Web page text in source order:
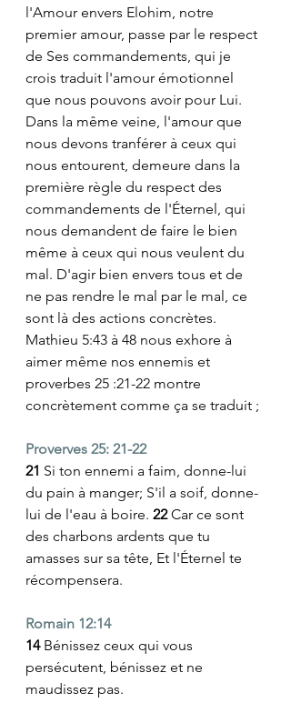
l'Amour envers Elohim, notre
premier amour, passe par le respect
de Ses commandements, qui je
crois traduit l'amour émotionnel
que nous pouvons avoir pour Lui.
Dans la même veine, l'amour que
nous devons tranférer à ceux qui
nous entourent, demeure dans la
première règle du respect des
commandements de l'Éternel, qui
nous demandent de faire le bien
même à ceux qui nous veulent du
mal. D'agir bien envers tous et de
ne pas rendre le mal par le mal, ce
sont là des actions concrètes.
Mathieu 5:43 à 48 nous exhore à
aimer même nos ennemis et
proverbes 25 :21-22 montre
concrètement comme ça se traduit ;
Proverves 25: 21-22
21 Si ton ennemi a faim, donne-lui
du pain à manger; S'il a soif, donne-
lui de l'eau à boire. 22 Car ce sont
des charbons ardents que tu
amasses sur sa tête, Et l'Éternel te
récompensera.
Romain 12:14
14 Bénissez ceux qui vous
persécutent, bénissez et ne
maudissez pas.